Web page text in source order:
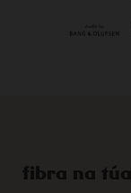
fibra na